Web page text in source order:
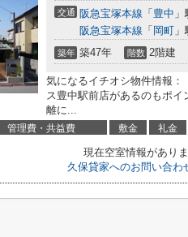
交通 阪急宝塚本線 「 豊中
阪急宝塚本線 「 岡町
築年 築47年 階数 2階建
気になるイチオシ物件情報：
ス豊中駅前店があるのもポ
離に...
管理費・共益費 敷金 礼金
現在空室情報がありま
久保貸家へのお問い合わ